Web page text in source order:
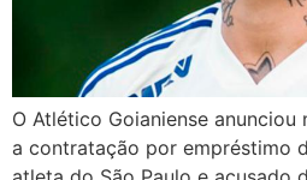
O Atlético Goianiense anunciou
a contratação por empréstimo